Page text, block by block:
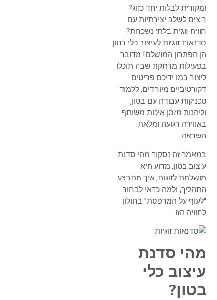
ומקורית לבלות יחד כזוג?
רוצים לשלב יצירתיות עם
חוויה זוגית בלתי נשכחת?
סדנאות זוגיות לעיצוב כלי בטון
הן הפתרון המושלם! מדובר
בפעילות מרתקת שבה תוכלו
ליצור במו ידיכם פריטים
דקורטיביים מיוחדים, ללמוד
טכניקות עבודה עם בטון,
וליהנות מזמן איכות משותף
באווירה רגועה ומלאת
השראה.
במאמר זה נסקור מהי סדנת
עיצוב בטון, מדוע היא
מושלמת לזוגות, איך מתבצע
התהליך, ולמה כדאי לבחור
"לעוף על המרפסת" בחולון
לחוויה הזו.
מהי סדנת
עיצוב כלי
בטון?